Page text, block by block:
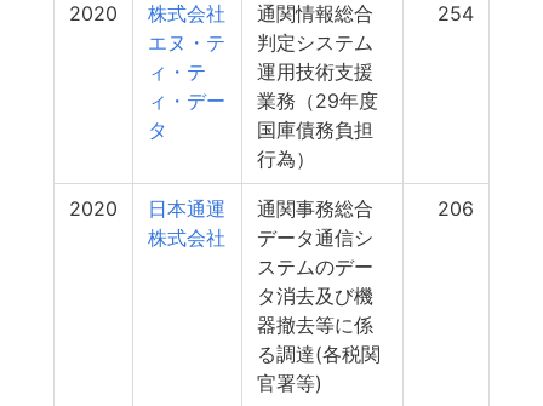
2020
株式会社
エヌ・テ
ィ・テ
ィ・デー
タ
通関情報総合
判定システム
運用技術支援
業務（29年度
国庫債務負担
行為）
254
2020
日本通運
株式会社
通関事務総合
データ通信シ
ステムのデー
タ消去及び機
器撤去等に係
る調達(各税関
官署等)
206